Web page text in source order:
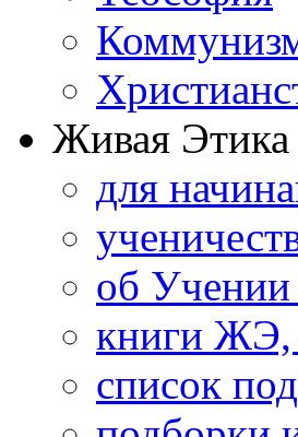
Живая Этика
для
об
книги ЖЭ,
список